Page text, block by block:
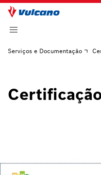
Serviços e Documentação